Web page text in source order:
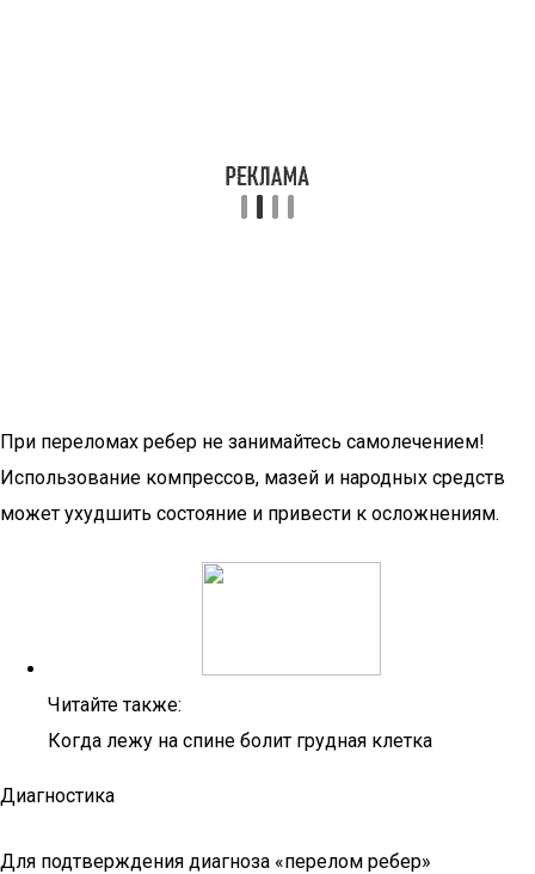
При переломах ребер не занимайтесь самолечением!
Использование компрессов, мазей и народных средств
может ухудшить состояние и привести к осложнениям.
Читайте также:
Когда лежу на спине болит грудная клетка
Диагностика
Для подтверждения диагноза «перелом ребер»